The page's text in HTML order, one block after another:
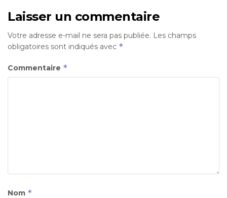
Laisser un commentaire
Votre adresse e-mail ne sera pas publiée. Les champs
obligatoires sont indiqués avec *
Commentaire *
Nom *